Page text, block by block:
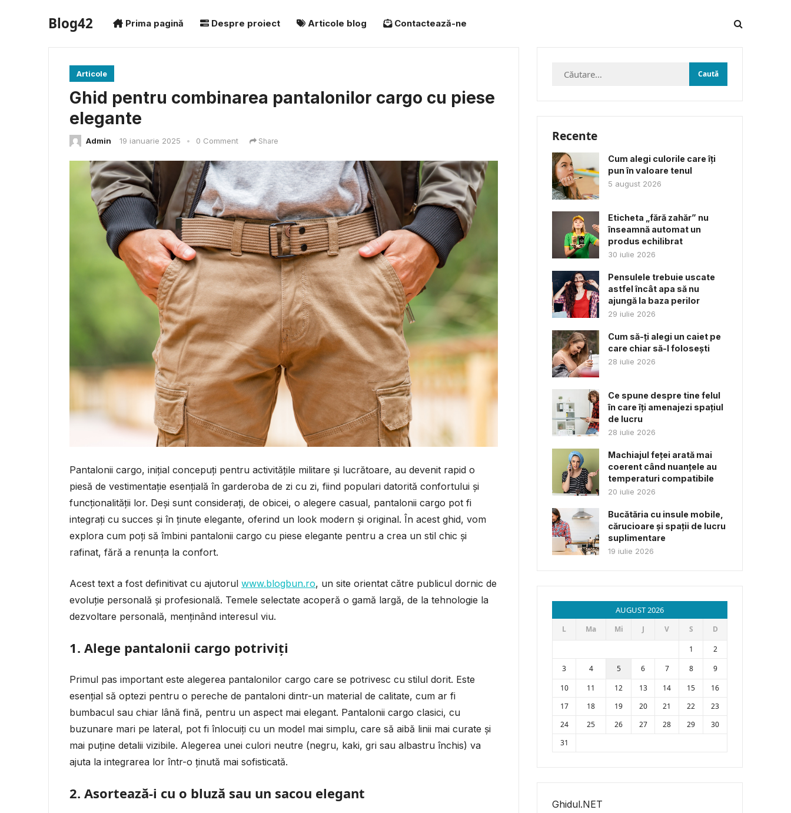
Blog42 Prima pagină Despre proiect Articole blog Contactează-ne
Articole
Ghid pentru combinarea pantalonilor cargo cu piese
elegante
Admin 19 ianuarie 2025 • 0 Comment Share
Pantalonii cargo, inițial concepuți pentru activitățile militare și lucrătoare, au devenit rapid o
piesă de vestimentație esențială în garderoba de zi cu zi, fiind populari datorită confortului și
funcționalității lor. Deși sunt considerați, de obicei, o alegere casual, pantalonii cargo pot fi
integrați cu succes și în ținute elegante, oferind un look modern și original. În acest ghid, vom
explora cum poți să îmbini pantalonii cargo cu piese elegante pentru a crea un stil chic și
rafinat, fără a renunța la confort.
Acest text a fost definitivat cu ajutorul www.blogbun.ro, un site orientat către publicul dornic de
evoluție personală și profesională. Temele selectate acoperă o gamă largă, de la tehnologie la
dezvoltare personală, menținând interesul viu.
1. Alege pantalonii cargo potriviți
Primul pas important este alegerea pantalonilor cargo care se potrivesc cu stilul dorit. Este
esențial să optezi pentru o pereche de pantaloni dintr-un material de calitate, cum ar fi
bumbacul sau chiar lână fină, pentru un aspect mai elegant. Pantalonii cargo clasici, cu
buzunare mari pe lateral, pot fi înlocuiți cu un model mai simplu, care să aibă linii mai curate și
mai puține detalii vizibile. Alegerea unei culori neutre (negru, kaki, gri sau albastru închis) va
ajuta la integrarea lor într-o ținută mai sofisticată.
2. Asortează-i cu o bluză sau un sacou elegant
Caută
Recente
Cum alegi culorile care îți
pun în valoare tenul
5 august 2026
Eticheta „fără zahăr” nu
înseamnă automat un
produs echilibrat
30 iulie 2026
Pensulele trebuie uscate
astfel încât apa să nu
ajungă la baza perilor
29 iulie 2026
Cum să-ți alegi un caiet pe
care chiar să-l folosești
28 iulie 2026
Ce spune despre tine felul
în care îți amenajezi spațiul
de lucru
28 iulie 2026
Machiajul feței arată mai
coerent când nuanțele au
temperaturi compatibile
20 iulie 2026
Bucătăria cu insule mobile,
cărucioare și spații de lucru
suplimentare
19 iulie 2026
AUGUST 2026
L Ma Mi J V S
D
1
2
3
4 5 6 7 8
9
10
11 12 13 14 15
16
17
18 19 20 21 22
23
24
25 26 27 28 29
30
31
Ghidul.NET